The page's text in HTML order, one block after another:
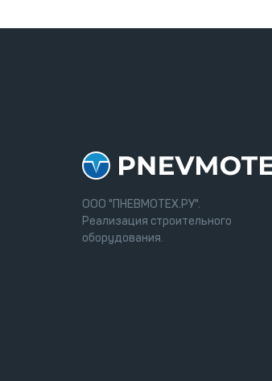
ООО "ПНЕВМОТЕХ.РУ".
Реализация строительного
оборудования.